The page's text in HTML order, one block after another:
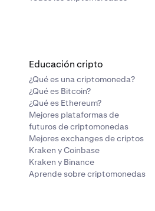
Educación cripto
¿Qué es una criptomoneda?
¿Qué es Bitcoin?
¿Qué es Ethereum?
Mejores plataformas de
futuros de criptomonedas
Mejores exchanges de criptos
Kraken y Coinbase
Kraken y Binance
Aprende sobre criptomonedas